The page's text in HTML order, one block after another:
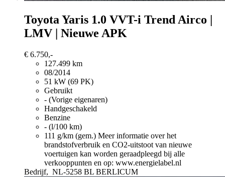
Toyota Yaris 1.0 VVT-i Trend Airco |
LMV | Nieuwe APK
€ 6.750,-
127.499 km
08/2014
51 kW (69 PK)
Gebruikt
- (Vorige eigenaren)
Handgeschakeld
Benzine
- (l/100 km)
111 g/km (gem.) Meer informatie over het
brandstofverbruik en CO2-uitstoot van nieuwe
voertuigen kan worden geraadpleegd bij alle
verkooppunten en op: www.energielabel.nl
Bedrijf, NL-5258 BL BERLICUM